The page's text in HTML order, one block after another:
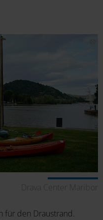
Drava Center Maribor
für den Draustrand.